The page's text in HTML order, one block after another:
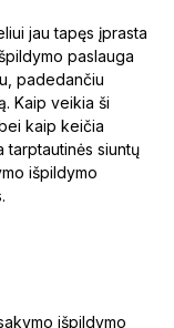
jau tapęs įprasta
paslauga
padedančiu
Kaip veikia ši
kaip keičia
siuntų
išpildymo
išpildymo